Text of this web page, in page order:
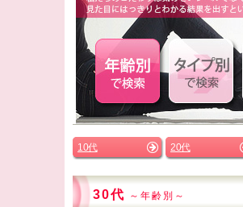
10代 20代
30代 ～年齢別～